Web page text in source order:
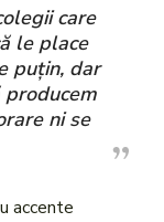
care
le place
puțin, dar
producem
ni se
accente